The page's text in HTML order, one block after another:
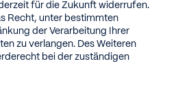
für die Zukunft widerrufen.
Recht, unter bestimmten
der Verarbeitung Ihrer
zu verlangen. Des Weiteren
bei der zuständigen